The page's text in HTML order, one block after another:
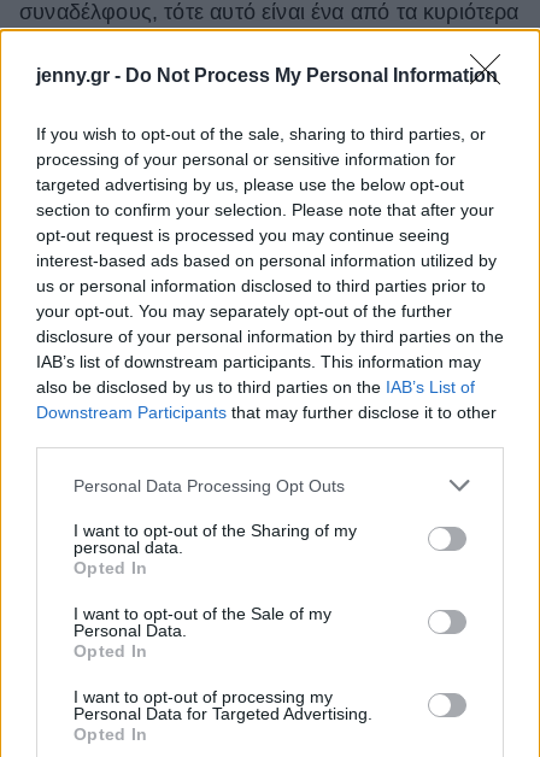
jenny.gr - Do Not Process My Personal Information
If you wish to opt-out of the sale, sharing to third parties, or
processing of your personal or sensitive information for
targeted advertising by us, please use the below opt-out
section to confirm your selection. Please note that after your
opt-out request is processed you may continue seeing
interest-based ads based on personal information utilized by
us or personal information disclosed to third parties prior to
your opt-out. You may separately opt-out of the further
disclosure of your personal information by third parties on the
IAB’s list of downstream participants. This information may
also be disclosed by us to third parties on the IAB’s List of
Downstream Participants that may further disclose it to other
Please note that this website/app uses one or more Google
not limited to your visit or usage behaviour. You may click to
grant or deny consent to Google and its third-party tags to
use your data for below specified purposes in below Google
consent section.
Personal Data Processing Opt Outs
I want to opt-out of the Sharing of my
personal data.
Opted In
I want to opt-out of the Sale of my
Personal Data.
Opted In
I want to opt-out of processing my
Personal Data for Targeted Advertising.
Opted In
συναδέλφους, τότε αυτό είναι ένα από τα κυριότερα
εμπιστοσύνης.
3. Μιλάει ψυχρά για την επιτυχία
Αν ο πιθανός μελλοντικός σου εργοδότης, μιλάει με
ψυχρό και απρόσωπο τρόπο για την επιτυχία, τότε
μάλλον το κλίμα στη νέα δουλειά δεν είναι και τόσο
καλό. Αυτό σημαίνει ότι μπορεί να μην υπάρχει
καμία συναδελφικότητα και ότι ο τελικός σκοπός
είναι ο μόνος που έχει σημασία για τους
ανθρώπους, με τους οποίους πρόκειται να